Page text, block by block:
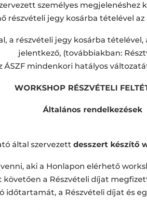
személyes
részvételi jegy kosárba tételével
a részvételi jegy kosárba
jelentkező, (továbbiakban:
ÁSZF mindenkori hatályos
WORKSHOP RÉSZVÉTELI
Általános rendelkezések
által szervezett desszert készítő
aki a Honlapon elérhető
a Részvételi díjat
időtartamát, a Részvételi díjat és